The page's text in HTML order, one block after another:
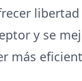
y se
más